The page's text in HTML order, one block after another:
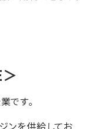
です。
ンを供給してお